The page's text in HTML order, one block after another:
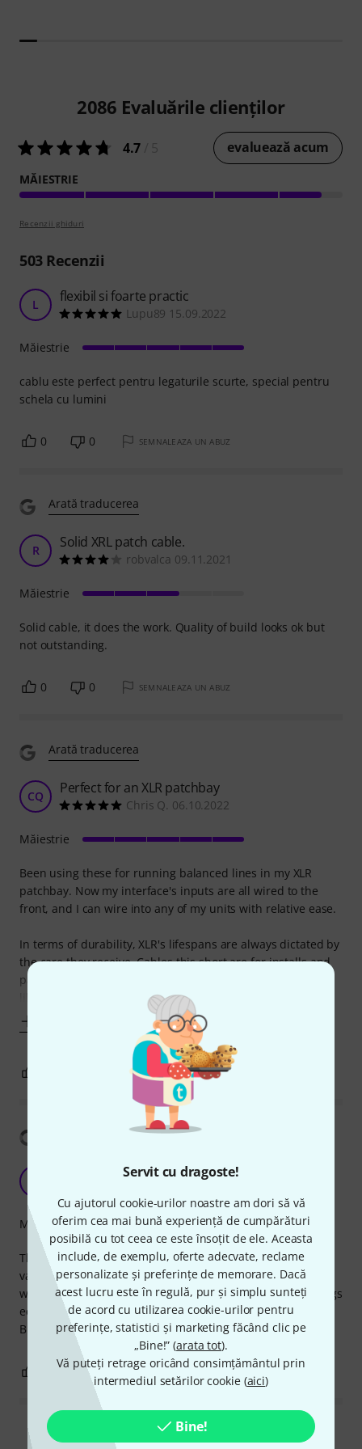
Servit cu dragoste!
Cu ajutorul cookie-urilor noastre am dori să vă
oferim cea mai bună experiență de cumpărături
posibilă cu tot ceea ce este însoțit de ele. Aceasta
include, de exemplu, oferte adecvate, reclame
personalizate și preferințe de memorare. Dacă
acest lucru este în regulă, pur și simplu sunteți
de acord cu utilizarea cookie-urilor pentru
preferințe, statistici și marketing făcând clic pe
„Bine!” (arata tot).
Vă puteți retrage oricând consimțământul prin
intermediul setărilor cookie (aici)
Bine!
2086 Evaluările clienților
4.7 evaluează acum
MĂIESTRIE
Recenzii ghiduri
503Recenzii
L flexibil si foarte practic
Lupu89 15.09.2022
cablu este perfect pentru legaturile scurte, special pentru
schela cu lumini
Măiestrie
0 0 SEMNALEAZA UN ABUZ
Arată traducerea
R Solid XRL patch cable.
robvalca 09.11.2021
Solid cable, it does the work. Quality of build looks ok but
not outstanding.
Măiestrie
0 0 SEMNALEAZA UN ABUZ
Arată traducerea
CQ Perfect for an XLR patchbay
Chris Q. 06.10.2022
Been using these for running balanced lines in my XLR
patchbay. Now my interface's inputs are all wired to the
front, and I can wire into any of my units with relative ease.
In terms of durability, XLR's lifespans are always dictated by
the care they receive. Cables this short are for installs and
patching, and provided they don't end up on the pub floor
Măiestrie
SEMNALEAZA UN ABUZ
Arată traducerea
Really great value for money.
This cable is just like all other sssnake cables, Really great
value for money. You can get alot better HIFI quallity cables
with Linar crystal oxygen free cobber and Gold platted plugs
ect..
But this cables does the PA job to the fullest.
Măiestrie
0 SEMNALEAZA UN ABUZ
Citește toate recenziile